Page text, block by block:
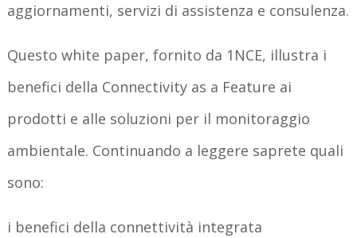
aggiornamenti, servizi di assistenza e consulenza.
Questo white paper, fornito da 1NCE, illustra i
benefici della Connectivity as a Feature ai
prodotti e alle soluzioni per il monitoraggio
ambientale. Continuando a leggere saprete quali
sono:
i benefici della connettività integrata